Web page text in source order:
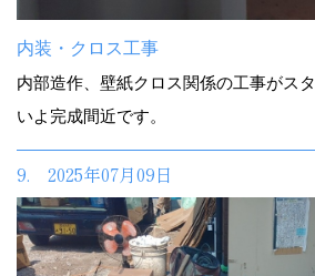
内装・クロス工事
内部造作、壁紙クロス関係の工事がス
いよ完成間近です。
9. 2025年07月09日